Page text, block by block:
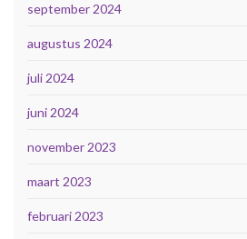
september 2024
augustus 2024
juli 2024
juni 2024
november 2023
maart 2023
februari 2023